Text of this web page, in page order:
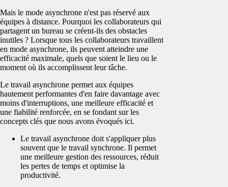
Mais le mode asynchrone n'est pas réservé aux
équipes à distance. Pourquoi les collaborateurs qui
partagent un bureau se créent-ils des obstacles
inutiles ? Lorsque tous les collaborateurs travaillent
en mode asynchrone, ils peuvent atteindre une
efficacité maximale, quels que soient le lieu ou le
moment où ils accomplissent leur tâche.
Le travail asynchrone permet aux équipes
hautement performantes d'en faire davantage avec
moins d'interruptions, une meilleure efficacité et
une fiabilité renforcée, en se fondant sur les
concepts clés que nous avons évoqués ici.
Le travail asynchrone doit s'appliquer plus
souvent que le travail synchrone. Il permet
une meilleure gestion des ressources, réduit
les pertes de temps et optimise la
productivité.